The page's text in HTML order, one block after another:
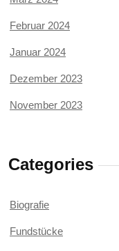
Februar 2024
Januar 2024
Dezember 2023
November 2023
Categories
Biografie
Fundstücke